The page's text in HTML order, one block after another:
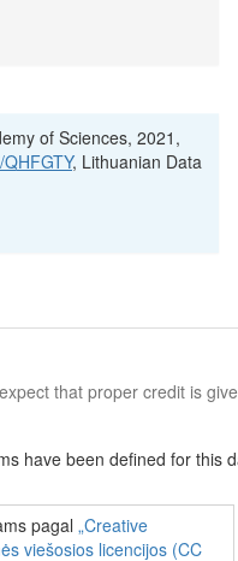
of Sciences, 2021,
, Lithuanian Data
that proper credit is
have been defined for this
pagal „Creative
viešosios licencijos (CC